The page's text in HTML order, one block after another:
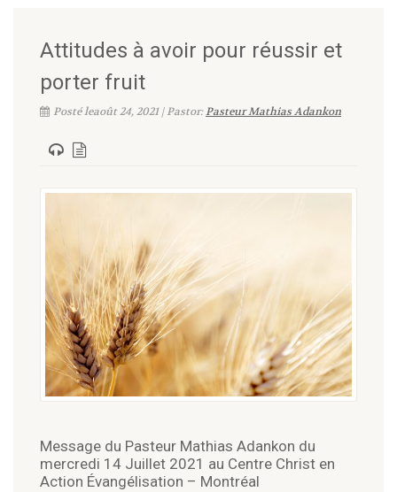
Attitudes à avoir pour réussir et
porter fruit
Posté leaoût 24, 2021 | Pastor:Pasteur Mathias Adankon
Message du Pasteur Mathias Adankon du
mercredi 14 Juillet 2021 au Centre Christ en
Action Évangélisation – Montréal